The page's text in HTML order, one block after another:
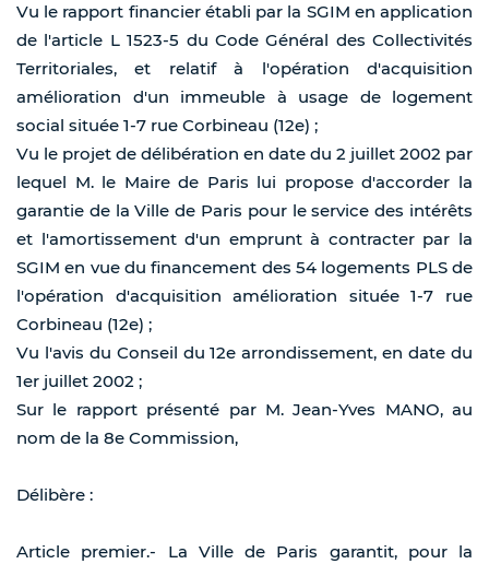
Vu le rapport financier établi par la SGIM en application
de l'article L 1523-5 du Code Général des Collectivités
Territoriales, et relatif à l'opération d'acquisition
amélioration d'un immeuble à usage de logement
social située 1-7 rue Corbineau (12e) ;
Vu le projet de délibération en date du 2 juillet 2002 par
lequel M. le Maire de Paris lui propose d'accorder la
garantie de la Ville de Paris pour le service des intérêts
et l'amortissement d'un emprunt à contracter par la
SGIM en vue du financement des 54 logements PLS de
l'opération d'acquisition amélioration située 1-7 rue
Corbineau (12e) ;
Vu l'avis du Conseil du 12e arrondissement, en date du
1er juillet 2002 ;
Sur le rapport présenté par M. Jean-Yves MANO, au
nom de la 8e Commission,
Délibère :
Article premier.- La Ville de Paris garantit, pour la